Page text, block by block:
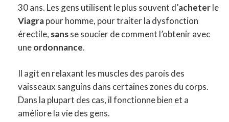
30 ans. Les gens utilisent le plus souvent d’acheterle
Viagrapour homme, pour traiter la dysfonction
érectile, sansse soucier de comment l’obtenir avec
uneordonnance.
Il agit en relaxant les muscles des parois des
vaisseaux sanguins dans certaines zones du corps.
Dans la plupart des cas, il fonctionne bien et a
améliore la vie des gens.